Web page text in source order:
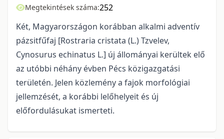
Megtekintések száma:252
Két, Magyarországon korábban alkalmi adventív
pázsitfűfaj [Rostraria cristata (L.) Tzvelev,
Cynosurus echinatus L.] új állományai kerültek elő
az utóbbi néhány évben Pécs közigazgatási
területén. Jelen közlemény a fajok morfológiai
jellemzését, a korábbi lelőhelyeit és új
előfordulásukat ismerteti.